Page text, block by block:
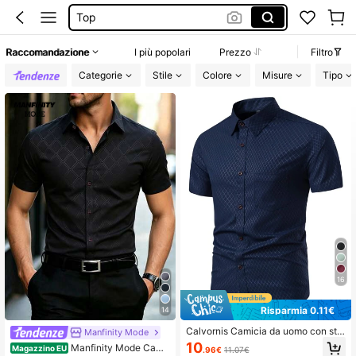
Top
Costumi Mare Donna
Raccomandazione I più popolari Prezzo
Filtro
Categorie
Stile Colore Misure Tipo
14
Manfinity Mode
Magazzino EU Manfinity Mode Cami
16
Risparmia 0.11€
Calvornis Camicia da uomo con sta
mpa allover, abbottonata, slim fit, m
aniche corte, da lavoro, business ca
10.96€ 11.07€